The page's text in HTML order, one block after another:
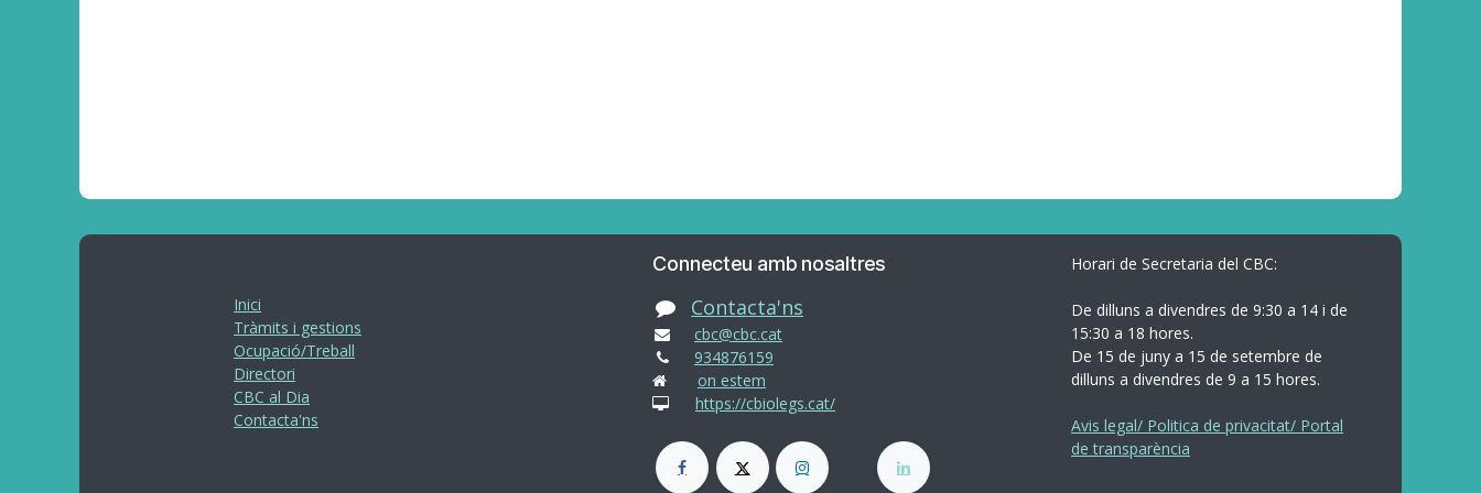
Inici
Tràmits i gestions
Ocupació/Treball
Directori
CBC al Dia
Contacta'ns
Connecteu amb nosaltres
Contacta'ns
cbc@cbc.cat
934876159
on estem
https://cbiolegs.cat/
Horari de Secretaria del CBC:
De dilluns a divendres de 9:30 a 14 i de
15:30 a 18 hores.
De 15 de juny a 15 de setembre de
dilluns a divendres de 9 a 15 hores.
Avis legal/ Politica de privacitat/ Portal
de transparència